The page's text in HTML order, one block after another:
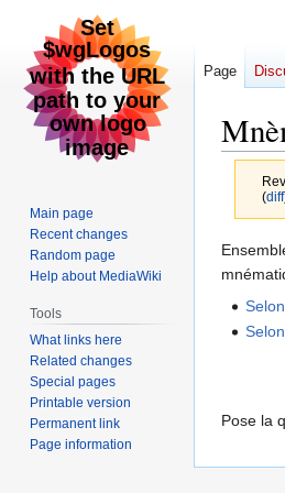
(diff
Jump
to
Jump
to
search
Pose la
Page
Main page
Recent changes
Random page
Help about MediaWiki
Tools
What links here
Related changes
Special pages
Printable version
Permanent link
Page information